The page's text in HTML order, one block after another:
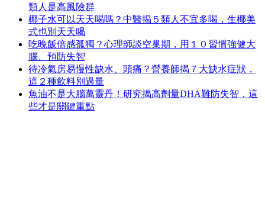
類人是高風險群
椰子水可以天天喝嗎？中醫揭５類人不宜多喝，生椰美
式也別天天喝
吃晚飯倍感孤獨？心理師談空巢期，用１０習慣強健大
腦、預防失智
待冷氣房易慢性缺水、頭痛？營養師揭７大缺水症狀，
這２種飲料別過量
魚油不是大腦萬靈丹！研究揭高劑量DHA難防失智，這
些才是關鍵重點